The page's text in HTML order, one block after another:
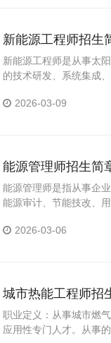
新能源工程师招生
新能源工程师是从事太
的技术研发、系统集成
2026-03-09
能源管理师招生简
能源管理师是指从事企
能源审计、节能技改、
2026-03-06
城市热能工程师招
职业定义：从事城市燃
应用性专门人才。从事